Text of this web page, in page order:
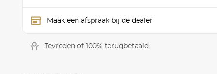
Maak een afspraak bij de dealer
Tevreden of 100% terugbetaald